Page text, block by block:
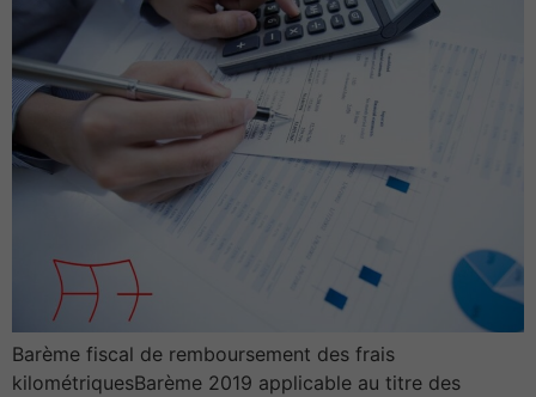
Barème fiscal de remboursement des frais
kilométriquesBarème 2019 applicable au titre des